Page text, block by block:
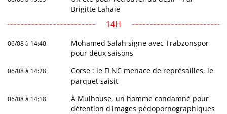
Brigitte Lahaie
14H
06/08 à 14:40
Mohamed Salah signe avec Trabzonspor
pour deux saisons
06/08 à 14:28
Corse : le FLNC menace de représailles, le
parquet saisit
06/08 à 14:18
À Mulhouse, un homme condamné pour
détention d'images pédopornographiques